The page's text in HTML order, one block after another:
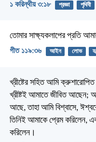
১ করিন্থীয় ৩:১৮ প্রজ্ঞা পৃথিবী
তোমার সাক্ষ্যকলাপের প্রতি
গীত ১১৯:৩৬ আইন লোভ
খ্রীষ্টের সহিত আমি
খ্রীষ্টই আমাতে জীবিত আছেন;
আছে, তাহা আমি বিশ্বাসে,
তিনিই আমাকে প্রেম করিলেন,
করিলেন।